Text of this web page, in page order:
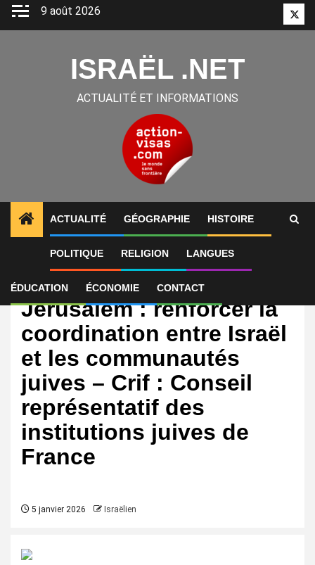
Aller
9 août 2026
ISRAËL .NET
ACTUALITÉ ET INFORMATIONS
ACTUALITÉ GÉOGRAPHIE HISTOIRE
POLITIQUE RELIGION LANGUES
ÉDUCATION ÉCONOMIE CONTACT
International
Conférence J50 à
Jérusalem : renforcer la
coordination entre Israël
et les communautés
juives – Crif : Conseil
représentatif des
institutions juives de
France
5 janvier 2026 Israëlien